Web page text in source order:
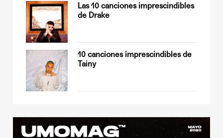
Las 10 canciones imprescindibles
de Drake
10 canciones imprescindibles de
Tainy